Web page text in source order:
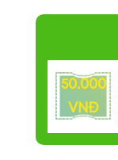
50.000
VNĐ